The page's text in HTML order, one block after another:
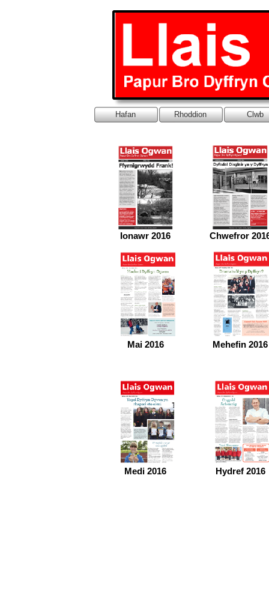
Hafan Rhoddion Clwb
Ionawr 2016 Chwefror
Mai 2016 Mehefin 2016
Medi 2016 Hydref 2016